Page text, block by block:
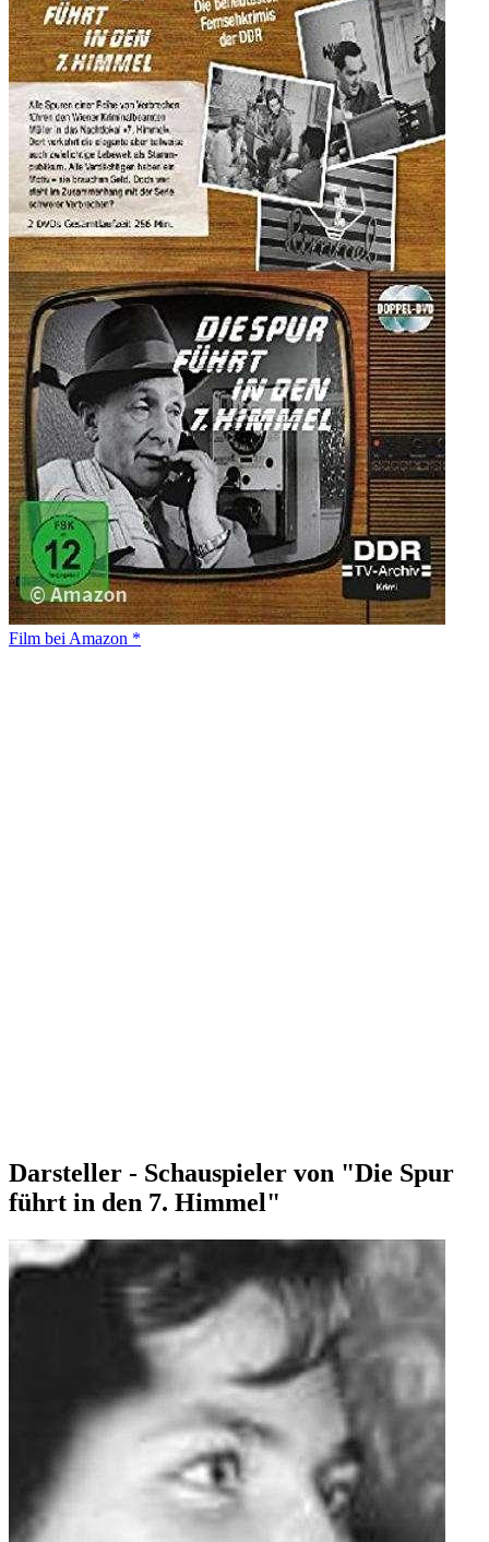
Film bei Amazon *
Darsteller - Schauspieler von "Die Spur
führt in den 7. Himmel"